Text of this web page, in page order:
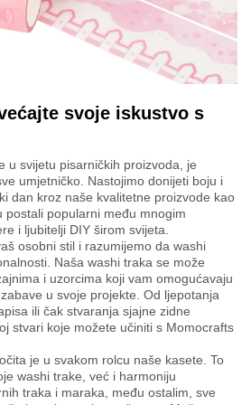
svoje iskustvo s
u svijetu pisarničkih proizvoda, je
umjetničko. Nastojimo donijeti boju i
dan kroz naše kvalitetne proizvode kao
postali popularni među mnogim
i ljubitelji DIY širom svijeta.
osobni stil i razumijemo da washi
Naša washi traka se može
i uzorcima koji vam omogućavaju
u svoje projekte. Od ljepotanja
ili čak stvaranja sjajne zidne
stvari koje možete učiniti s Momocrafts
je u svakom rolcu naše kasete. To
washi trake, već i harmoniju
traka i maraka, među ostalim, sve